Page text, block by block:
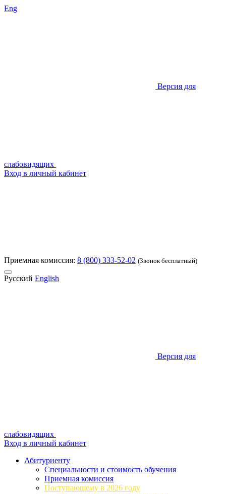
Eng
Версия для
слабовидящих
Вход в личный кабинет
Приемная комиссия: 8 (800) 333-52-02 (Звонок бесплатный)
Русский English
Версия для
слабовидящих
Вход в личный кабинет
Абитуриенту
Специальности и стоимость обучения
Приемная комиссия
Поступающему в 2026 году